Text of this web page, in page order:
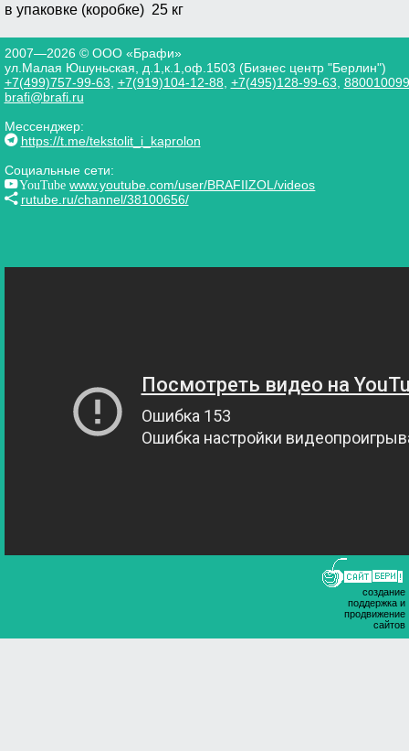
в упаковке (коробке) 25 кг
2007—2026 © ООО «Брафи»
ул.Малая Юшуньская, д.1,к.1,оф.1503 (Бизнес центр "Берлин")
+7(499)757-99-63 +7(919)104-12-88 +7(495)128-99-63
brafi@brafi.ru
Мессенджер:
https://t.me/tekstolit_i_kaprolon
Социальные сети:
YouTube www.youtube.com/user/BRAFIIZOL/videos
rutube.ru/channel/38100656/
создание
поддержка и
продвижение
сайтов